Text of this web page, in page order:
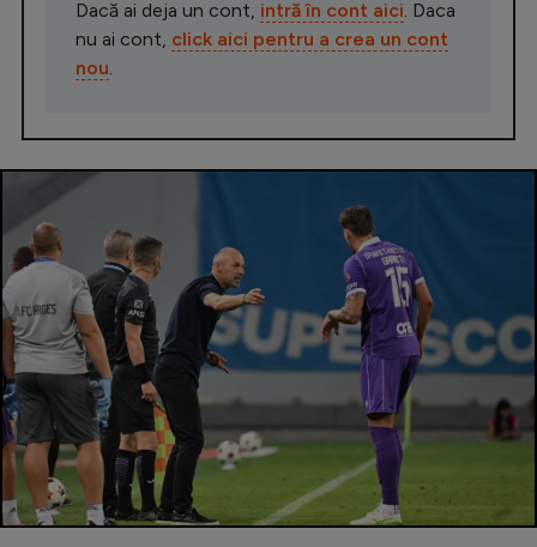
Dacă ai deja un cont, intră în cont aici. Daca
nu ai cont, click aici pentru a crea un cont
nou.